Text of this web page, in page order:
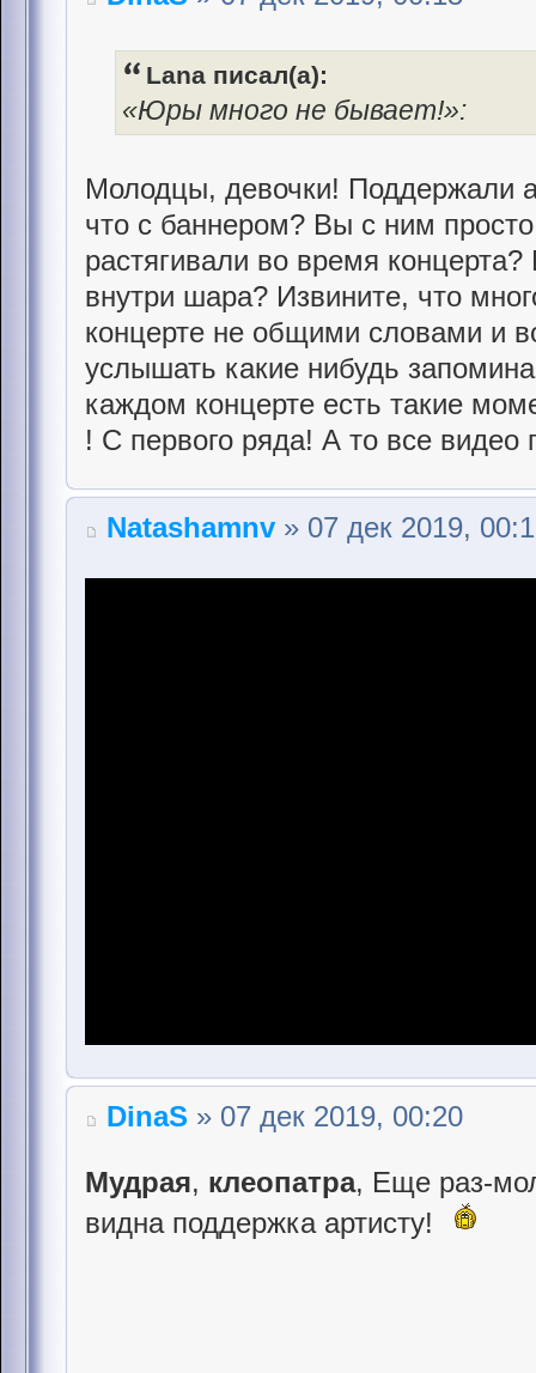
Lana писал(а):
«Юры много не бывает!»:
Молодцы, девочки! Поддержали
что с баннером? Вы с ним
растягивали во время
внутри шара? Извините, что
концерте не общими словами и
услышать какие нибудь
каждом концерте есть такие
! С первого ряда! А то все видео
Natashamnv » 07 дек 2019,
DinaS » 07 дек 2019, 00:20
Мудрая, клеопатра, Еще раз-
видна поддержка артисту!